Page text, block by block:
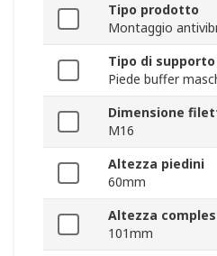
Tipo prodotto
Montaggio
Tipo di
Piede buffer
Dimensione
M16
Altezza piedini
60mm
Altezza
101mm